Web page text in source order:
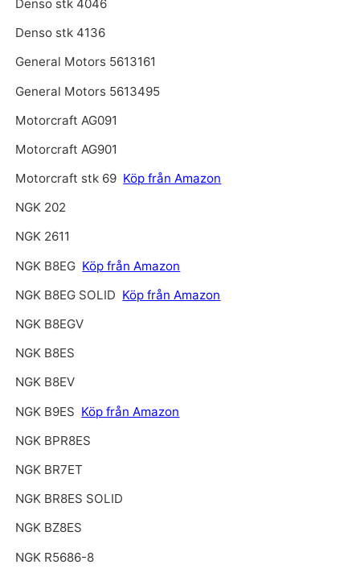
Denso stk 4046
Denso stk 4136
General Motors 5613161
General Motors 5613495
Motorcraft AG091
Motorcraft AG901
Motorcraft stk 69 Köp från Amazon
NGK 202
NGK 2611
NGK B8EG Köp från Amazon
NGK B8EG SOLID Köp från Amazon
NGK B8EGV
NGK B8ES
NGK B8EV
NGK B9ES Köp från Amazon
NGK BPR8ES
NGK BR7ET
NGK BR8ES SOLID
NGK BZ8ES
NGK R5686-8